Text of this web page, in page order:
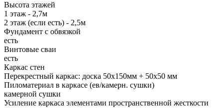
Высота этажей
1 этаж - 2,7м
2 этаж (если есть) - 2,5м
Фундамент с обвязкой
есть
Винтовые сваи
есть
Каркас стен
Перекрестный каркас: доска 50х150мм + 50х50 мм
Пиломатериал в каркасе (ев/камерн. сушки)
камерной сушки
Усиление каркаса элементами пространственной жесткости